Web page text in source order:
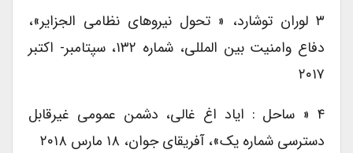
۳ لوران توشارد، « تحول نیروهای نظامی الجزایر»،
دفاع وامنیت بین المللی، شماره ۱۳۲، سپتامبر- اکتبر
۲۰۱۷
۴ « ساحل : ایاد اغ غالی، دشمن عمومی غیرقابل
دسترسی شماره یک»، آفریقای جوان، ۱۸ مارس ۲۰۱۸